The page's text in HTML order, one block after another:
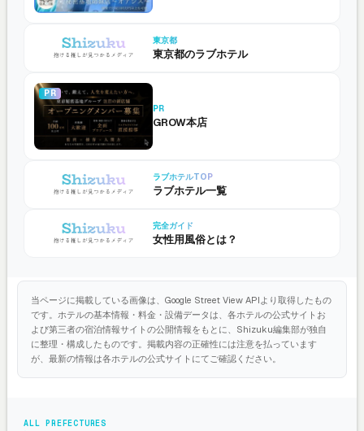
東京都
東京都のラブホテル
PR
PR
GROW本店
ラブホテルTOP
ラブホテル一覧
完全ガイド
女性用風俗とは？
当ページに掲載している画像は、Google Street View APIより取得したもの
です。ホテルの基本情報・料金・設備データは、各ホテルの公式サイトお
よび第三者の宿泊情報サイトの公開情報をもとに、Shizuku編集部が独自
に整理・構成したものです。掲載内容の正確性には注意を払っています
が、最新の情報は各ホテルの公式サイトにてご確認ください。
ALL PREFECTURES